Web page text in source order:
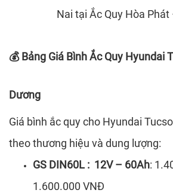
Nai tại Ắc Quy Hòa
💰Bảng Giá Bình Ắc Quy Hyundai
Dương
Giá bình ắc quy cho Hyundai
theo thương hiệu và dung lượng:
GS DIN60L : 12V – 60Ah:
1.600.000 VNĐ